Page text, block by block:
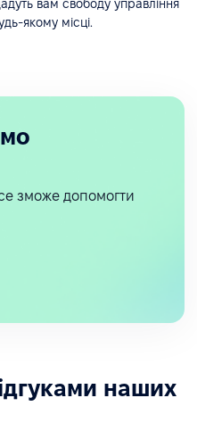
вам свободу управління
якому місці.
зможе допомогти
наших